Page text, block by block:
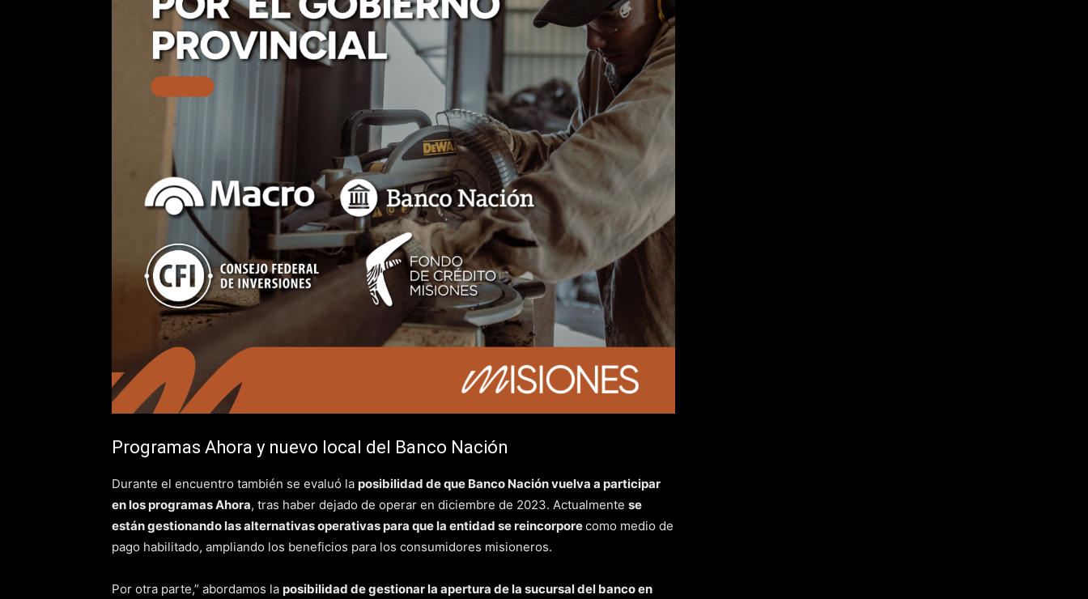
Programas Ahora y nuevo local del Banco Nación
Durante el encuentro también se evaluó la posibilidad de que Banco Nación vuelva a participar
en los programas Ahora, tras haber dejado de operar en diciembre de 2023. Actualmente se
están gestionando las alternativas operativas para que la entidad se reincorporecomo medio de
pago habilitado, ampliando los beneficios para los consumidores misioneros.
Por otra parte,” abordamos la posibilidad de gestionar la apertura de la sucursal del banco en